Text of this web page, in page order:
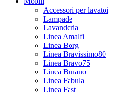
Accessori per lavatoi
Lampade
Lavanderia
Linea Amalfi
Linea Borg
Linea Bravissimo80
Linea Bravo75
Linea Burano
Linea Fabula
Linea Fast